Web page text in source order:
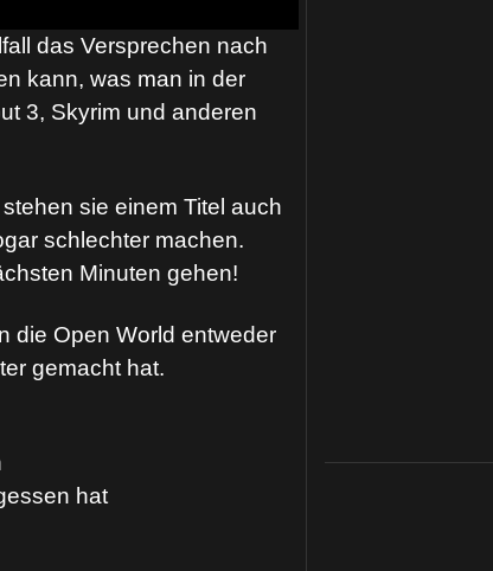
das Versprechen nach
kann, was man in der
3, Skyrim und anderen
sie einem Titel auch
schlechter machen.
Minuten gehen!
die Open World entweder
gemacht hat.
hat